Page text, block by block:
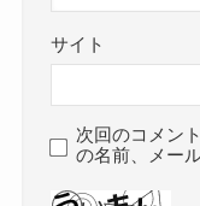
サイト
次回のコメン
の名前、メー